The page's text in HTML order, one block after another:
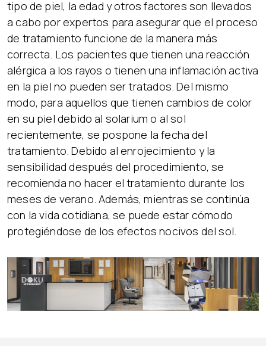
tipo de piel, la edad y otros factores son llevados
a cabo por expertos para asegurar que el proceso
de tratamiento funcione de la manera más
correcta. Los pacientes que tienen una reacción
alérgica a los rayos o tienen una inflamación activa
en la piel no pueden ser tratados. Del mismo
modo, para aquellos que tienen cambios de color
en su piel debido al solarium o al sol
recientemente, se pospone la fecha del
tratamiento. Debido al enrojecimiento y la
sensibilidad después del procedimiento, se
recomienda no hacer el tratamiento durante los
meses de verano. Además, mientras se continúa
con la vida cotidiana, se puede estar cómodo
protegiéndose de los efectos nocivos del sol.